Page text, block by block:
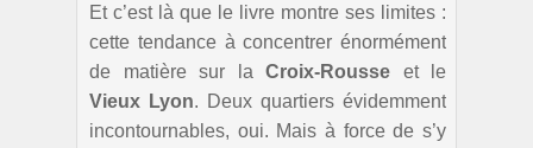
Et c’est là que le livre montre ses limites :
cette tendance à concentrer énormément
de matière sur la Croix-Rousse et le
Vieux Lyon. Deux quartiers évidemment
incontournables, oui. Mais à force de s’y